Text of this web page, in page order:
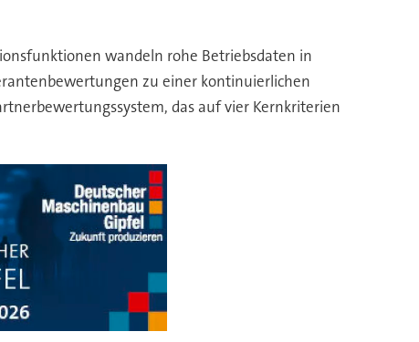
wandeln rohe Betriebsdaten in
zu einer kontinuierlichen
das auf vier Kernkriterien